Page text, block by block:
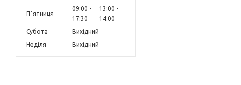
Пʼятниця
09:00
17:30
13:00
14:00
Субота
Вихідний
Неділя
Вихідний